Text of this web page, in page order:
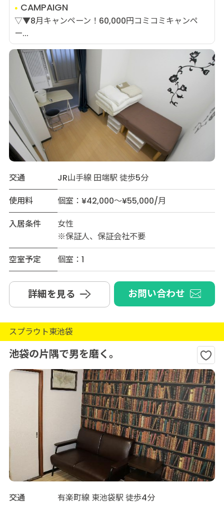
CAMPAIGN
▽▼8月キャンペーン！60,000円コミコミキャンペ
ー...
交通
JR山手線 田端駅 徒歩5分
使用料
個室：¥42,000～¥55,000/月
入居条件
女性
※保証人、保証会社不要
空室予定
個室：1
詳細を見る お問い合わせ
スプラウト東池袋
池袋の片隅で男を磨く。
交通 有楽町線 東池袋駅 徒歩4分